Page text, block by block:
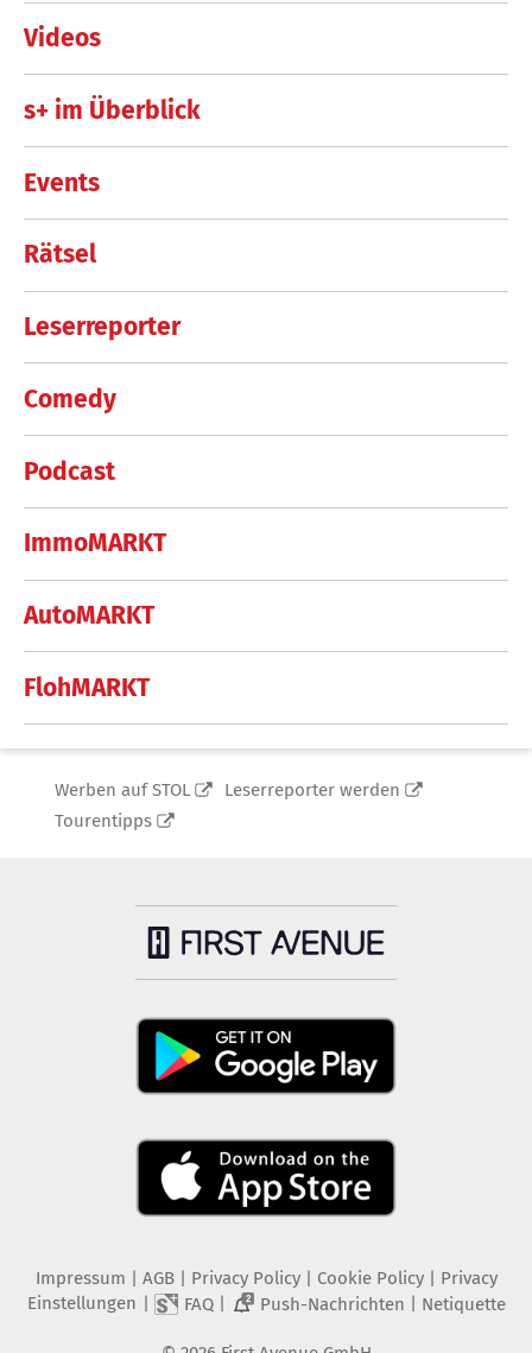
Videos
s+ im Überblick
Events
Rätsel
Leserreporter
Comedy
Podcast
ImmoMARKT
AutoMARKT
FlohMARKT
Werben auf STOL
Leserreporter werden
Tourentipps
Impressum | AGB | Privacy Policy| Cookie Policy| Privacy
Einstellungen | FAQ| 2 Push-Nachrichten | Netiquette